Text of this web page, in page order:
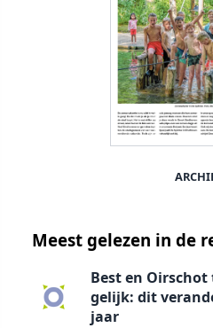
Meest gelezen in de
Best en
gelijk: dit
jaar